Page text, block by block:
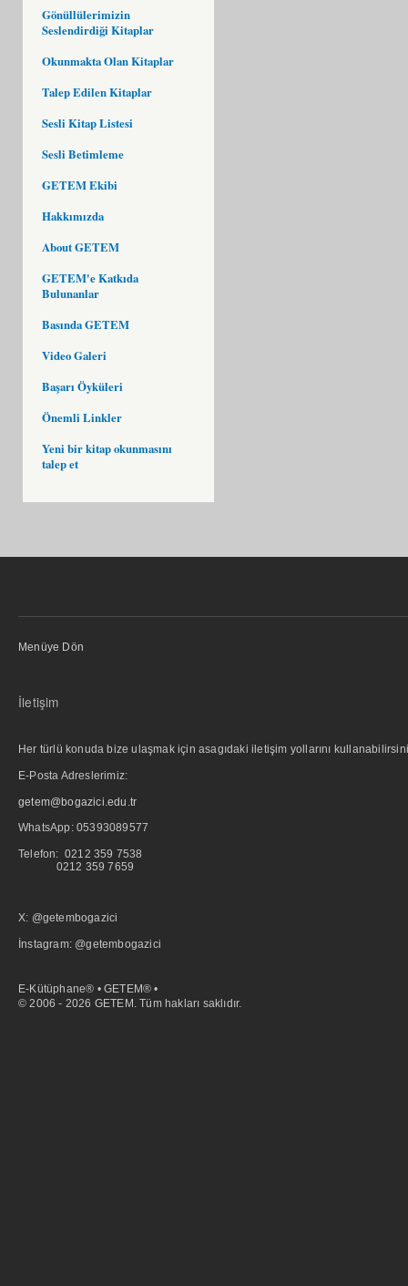
Gönüllülerimizin
Seslendirdiği Kitaplar
Okunmakta Olan Kitaplar
Talep Edilen Kitaplar
Sesli Kitap Listesi
Sesli Betimleme
GETEM Ekibi
Hakkımızda
About GETEM
GETEM'e Katkıda
Bulunanlar
Basında GETEM
Video Galeri
Başarı Öyküleri
Önemli Linkler
Yeni bir kitap okunmasını
talep et
Menüye Dön
İletişim
Her türlü konuda bize ulaşmak için asagıdaki iletişim yollarını
E-Posta Adreslerimiz:
getem@bogazici.edu.tr
WhatsApp: 05393089577
Telefon: 0212 359 7538
0212 359 7659
X: @getembogazici
İnstagram: @getembogazici
E-Kütüphane® • GETEM® •
© 2006 - 2026 GETEM. Tüm hakları saklıdır.